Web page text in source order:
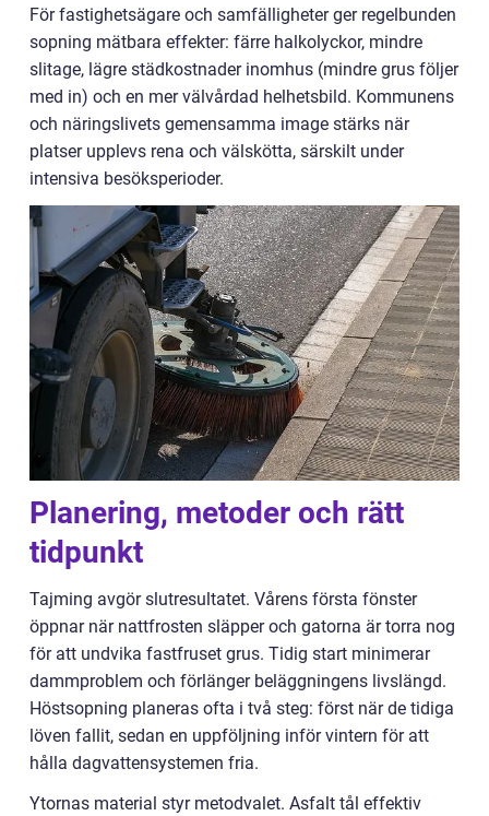
För fastighetsägare och samfälligheter ger regelbunden
sopning mätbara effekter: färre halkolyckor, mindre
slitage, lägre städkostnader inomhus (mindre grus följer
med in) och en mer välvårdad helhetsbild. Kommunens
och näringslivets gemensamma image stärks när
platser upplevs rena och välskötta, särskilt under
intensiva besöksperioder.
Planering, metoder och rätt
tidpunkt
Tajming avgör slutresultatet. Vårens första fönster
öppnar när nattfrosten släpper och gatorna är torra nog
för att undvika fastfruset grus. Tidig start minimerar
dammproblem och förlänger beläggningens livslängd.
Höstsopning planeras ofta i två steg: först när de tidiga
löven fallit, sedan en uppföljning inför vintern för att
hålla dagvattensystemen fria.
Ytornas material styr metodvalet. Asfalt tål effektiv